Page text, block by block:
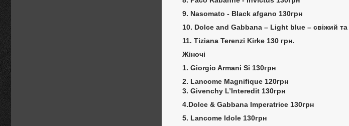
9. Nasomato - Black afgano 130грн
10. Dolce and Gabbana – Light blue – свіжий
11. Tiziana Terenzi Kirke 130 грн.
Жіночі
1. Giorgio Armani Si 130грн
2. Lancome Magnifique 120грн
3. Givenchy L’Interedit 130грн
4.Dolce & Gabbana Imperatrice 130грн
5. Lancome Idole 130грн